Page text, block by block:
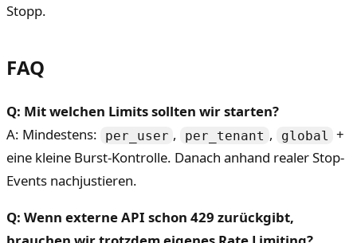
Stopp.
FAQ
Q: Mit welchen Limits sollten wir starten?
A: Mindestens:
per_user , per_tenant , global
+
eine kleine Burst-Kontrolle. Danach anhand realer Stop-
Events nachjustieren.
Q: Wenn externe API schon 429 zurückgibt,